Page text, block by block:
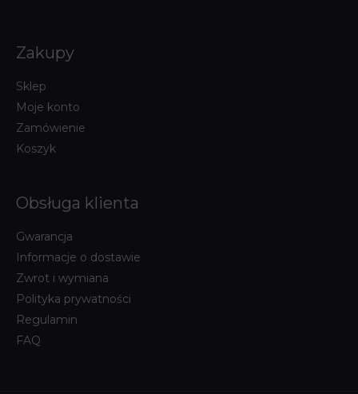
Zakupy
Sklep
Moje konto
Zamówienie
Koszyk
Obsługa klienta
Gwarancja
Informacje o dostawie
Zwrot i wymiana
Polityka prywatności
Regulamin
FAQ